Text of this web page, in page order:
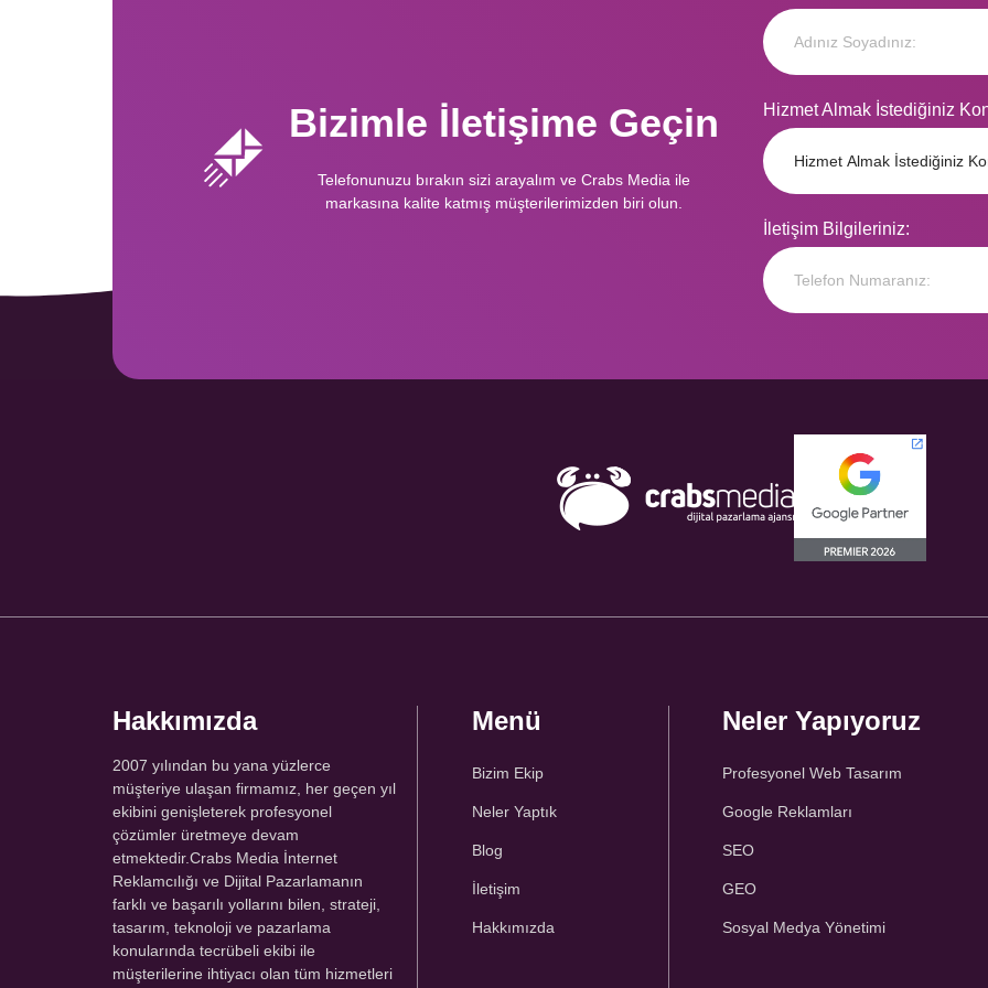
Bizimle İletişime Geçin
Telefonunuzu bırakın sizi arayalım ve Crabs Media ile
markasına kalite katmış müşterilerimizden biri olun.
Hizmet Almak İstediğiniz
İletişim Bilgileriniz:
Hakkımızda
2007 yılından bu yana yüzlerce
müşteriye ulaşan firmamız, her geçen yıl
ekibini genişleterek profesyonel
çözümler üretmeye devam
etmektedir.Crabs Media İnternet
Reklamcılığı ve Dijital Pazarlamanın
farklı ve başarılı yollarını bilen, strateji,
tasarım, teknoloji ve pazarlama
konularında tecrübeli ekibi ile
müşterilerine ihtiyacı olan tüm hizmetleri
Menü
Bizim Ekip
Neler Yaptık
Blog
İletişim
Hakkımızda
Neler Yapıyoruz
Profesyonel Web Tasarım
Google Reklamları
SEO
GEO
Sosyal Medya Yönetimi